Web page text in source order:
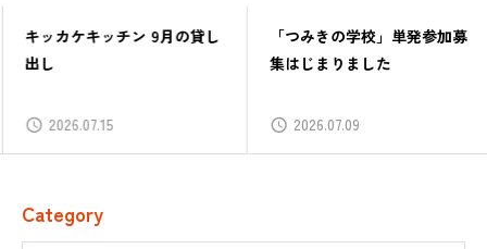
キッカケキッチン 9月の貸し
出し
2026.07.15
「つみきの学校」単発参加募
集はじまりました
2026.07.09
Category